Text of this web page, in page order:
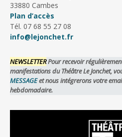
33880 Cambes
Plan d’accès
Tél. 07 68 55 27 08
info@lejonchet.fr
NEWSLETTERPour recevoir
manifestations du Théâtre Le Jonchet,
MESSAGEet nous intégrerons votre
hebdomadaire.